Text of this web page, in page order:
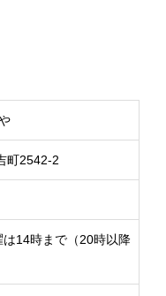
町2542-2
14時まで（20時以降